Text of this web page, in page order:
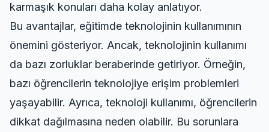
karmaşık konuları daha kolay anlatıyor.
Bu avantajlar, eğitimde teknolojinin kullanımının
önemini gösteriyor. Ancak, teknolojinin kullanımı
da bazı zorluklar beraberinde getiriyor. Örneğin,
bazı öğrencilerin teknolojiye erişim problemleri
yaşayabilir. Ayrıca, teknoloji kullanımı, öğrencilerin
dikkat dağılmasına neden olabilir. Bu sorunlara